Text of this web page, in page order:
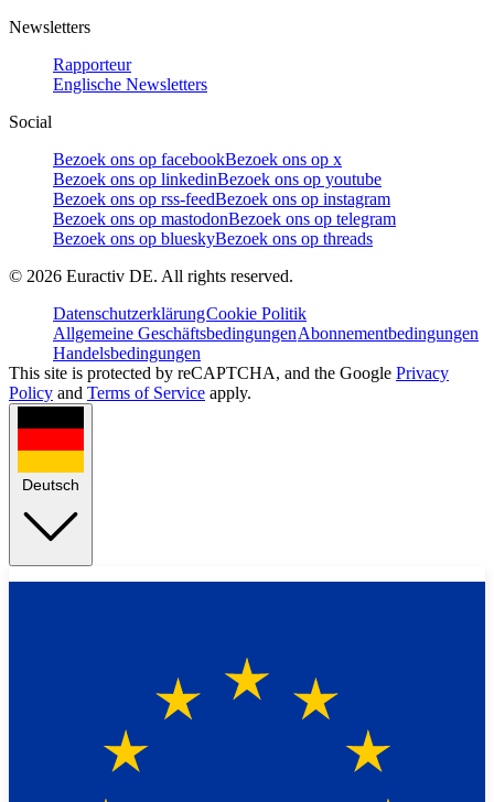
Newsletters
Rapporteur
Englische Newsletters
Social
Bezoek ons op facebookBezoek ons op x
Bezoek ons op linkedinBezoek ons op youtube
Bezoek ons op rss-feedBezoek ons op instagram
Bezoek ons op mastodonBezoek ons op telegram
Bezoek ons op blueskyBezoek ons op threads
© 2026 Euractiv DE. All rights reserved.
DatenschutzerklärungCookie Politik
Allgemeine GeschäftsbedingungenAbonnementbedingungen
Handelsbedingungen
This site is protected by reCAPTCHA, and the Google Privacy
Policy and Terms of Service apply.
Deutsch